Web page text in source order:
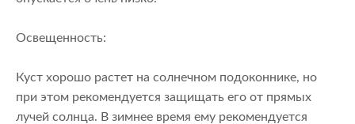
Освещенность:
Куст хорошо растет на солнечном подоконнике, но
при этом рекомендуется защищать его от прямых
лучей солнца. В зимнее время ему рекомендуется